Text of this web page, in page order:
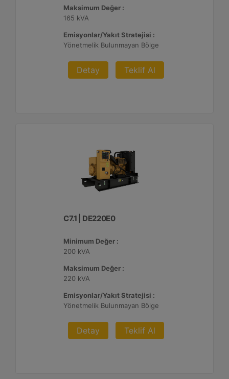
Maksimum Değer :
165 kVA
Emisyonlar/Yakıt Stratejisi :
Yönetmelik Bulunmayan Bölge
Detay Teklif Al
C7.1 | DE220E0
Minimum Değer :
200 kVA
Maksimum Değer :
220 kVA
Emisyonlar/Yakıt Stratejisi :
Yönetmelik Bulunmayan Bölge
Detay Teklif Al